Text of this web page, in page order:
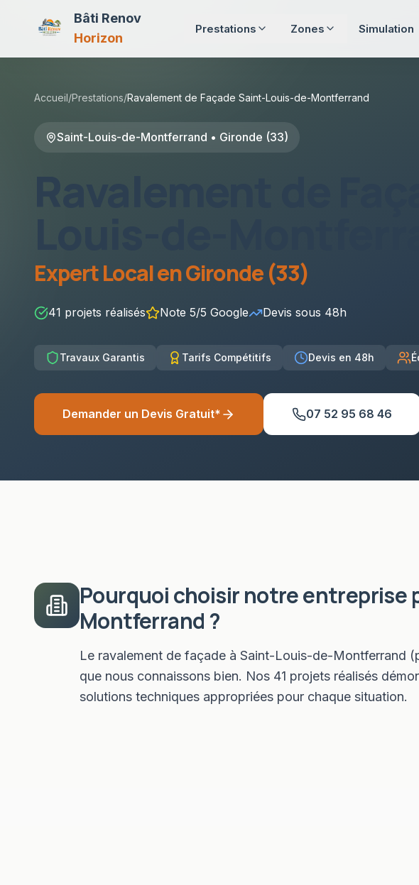
Bâti Renov
Horizon
Prestations Zones Simulation
Accueil/Prestations/Ravalement de Façade Saint-Louis-de-Montferrand
Saint-Louis-de-Montferrand • Gironde (33)
Expert Local enGironde (33)
41 projets réalisés Note 5/5 Google Devis sous 48h
Travaux Garantis Tarifs Compétitifs Devis en 48h
Demander un Devis Gratuit* 07 52 95 68 46
Pourquoi choisir notre entreprise
Montferrand?
Le ravalement de façade à Saint-Louis-de-Montferrand
que nous connaissons bien. Nos 41 projets réalisés
solutions techniques appropriées pour chaque situation.